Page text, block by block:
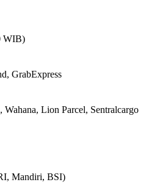
WIB)
GrabExpress
Lion Parcel, Sentralcargo
Mandiri, BSI)